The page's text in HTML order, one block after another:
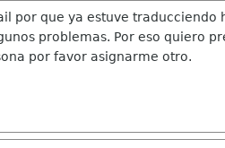
por que ya estuve
problemas. Por eso quiero
por favor asignarme otro.